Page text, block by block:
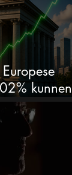
kunnen